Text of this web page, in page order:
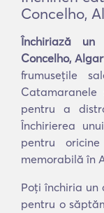
Concelho,
Închiriază
Concelho,
frumusețile
pentru a
Închirierea
pentru
memorabilă în
Poți închiria un
pentru o